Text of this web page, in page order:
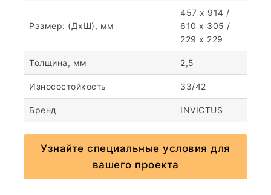
Размер: (ДхШ), мм
457 x 914 /
610 x 305 /
229 x 229
Толщина, мм 2,5
Износостойкость 33/42
Бренд INVICTUS
Узнайте специальные условия для
вашего проекта